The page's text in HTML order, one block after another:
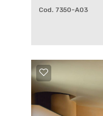
Cod. 7350-A03